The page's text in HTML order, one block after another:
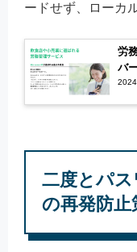
ードせず、ローカ
労
バ
二度とパ
の再発防止